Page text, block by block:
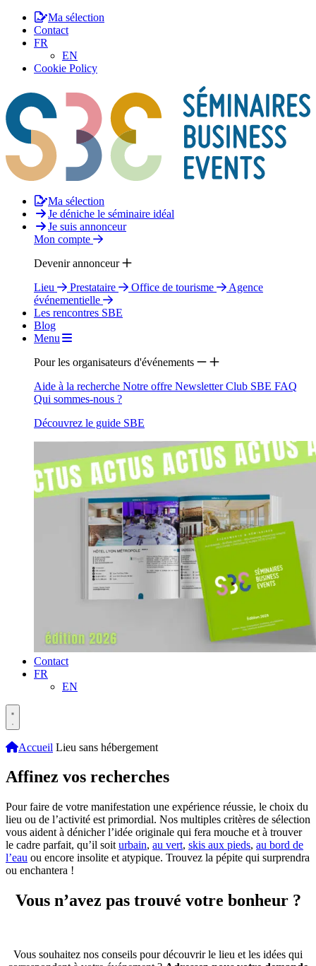
Ma sélection
Contact
FR
EN
Cookie Policy
Ma sélection
Je déniche le séminaire idéal
Je suis annonceur
Mon compte
Devenir annonceur
Lieu
Prestataire Office de tourisme
Agence
événementielle
Les rencontres SBE
Blog
Menu
Pour les organisateurs d'événements
Aide à la recherche Notre offre NewsletterClub SBE FAQ
Qui sommes-nous ?
Découvrez le guide SBE
Contact
FR
EN
Accueil Lieu sans hébergement
Affinez vos recherches
Pour faire de votre manifestation une expérience réussie, le choix du
lieu ou de l’activité est primordial. Nos multiples critères de sélection
vous aident à dénicher l’idée originale qui fera mouche et à trouver
le cadre parfait, qu’il soit urbain, au vert, skis aux pieds, au bord de
l’eau ou encore insolite et atypique. Trouvez la pépite qui surprendra
ou enchantera !
Vous n’avez pas trouvé votre bonheur ?
Vous souhaitez nos conseils pour découvrir le lieu et les idées qui